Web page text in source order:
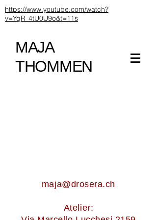
https://www.youtube.com/watch?
v=YqR_4tU0U9o&t=11s
MAJA
THOMMEN
maja@drosera.ch
Atelier: